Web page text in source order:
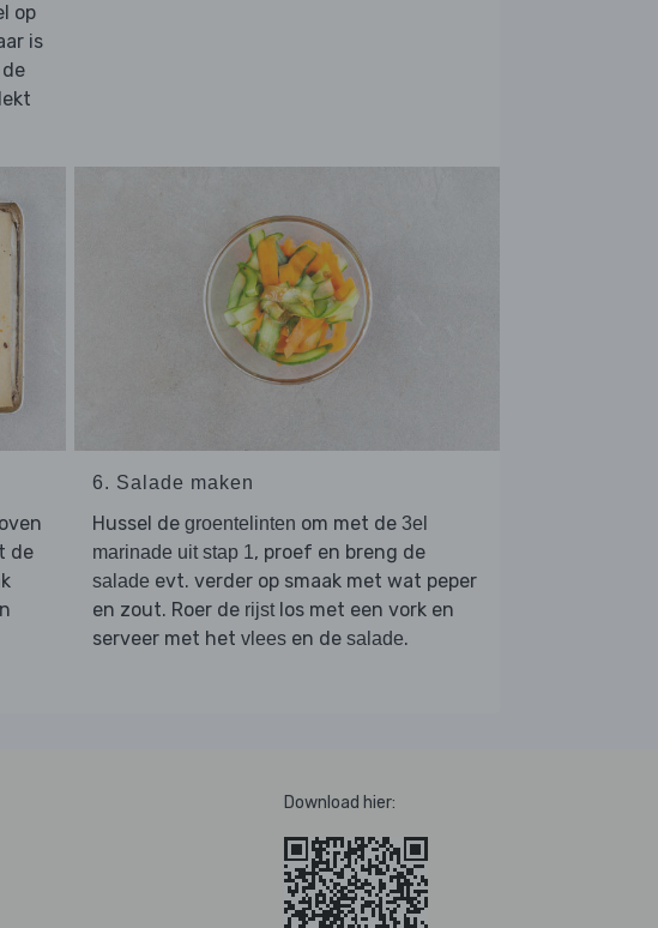
op
is
de
6. Salade maken
Hussel de groentelinten om met de 3el
marinade uit stap 1, proef en breng de
salade evt. verder op smaak met wat peper
en zout. Roer de rijst los met een vork en
serveer met het vlees en de salade.
Download hier: